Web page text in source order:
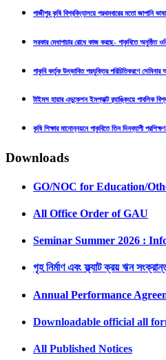
গাজীপুর কৃষি বিশ্ববিদ্যালয়ে প্রথমবারের মতো জাপানি
সরকার মেধাপাচার রোধে কাজ করছে- গাকৃবিতে অনুষ্ঠিত
গাকৃবি কর্তৃক উদ্ভাবিত প্রযুক্তির পরিচিতিকরণে সেমিনার
টাইমস হায়ার এডুকেশন ইমপ্যাক্ট র‍্যাঙ্কিংয়ে পাবলিক
কৃষি শিক্ষার মানোন্নয়নে গাকৃবিতে তিন দিনব্যাপী
Downloads
GO/NOC for Education/
All Office Order of GAU
Seminar Summer 2026 :
গৃহ নির্মাণ এবং ফ্ল্যাট ক্রয় ঋন
Annual Performance
Downloadable official all
All Published Notices